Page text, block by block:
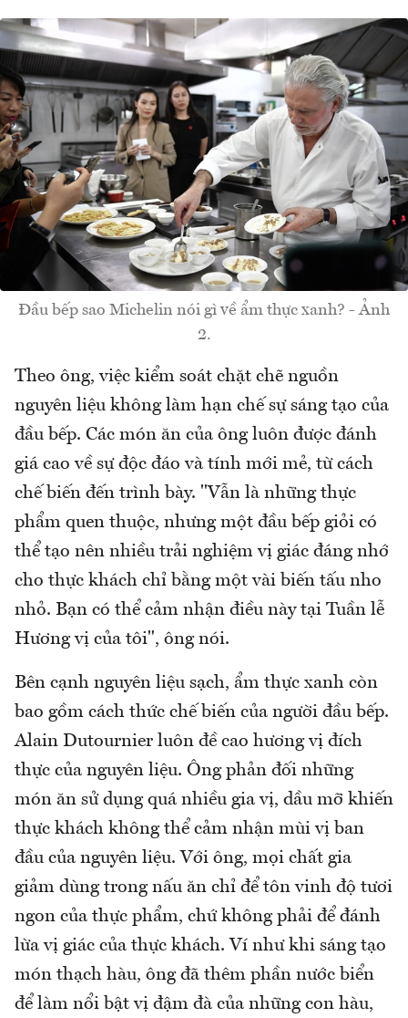
Đầu bếp sao Michelin nói gì về ẩm thực xanh? - Ảnh
2.
Theo ông, việc kiểm soát chặt chẽ nguồn
nguyên liệu không làm hạn chế sự sáng tạo của
đầu bếp. Các món ăn của ông luôn được đánh
giá cao về sự độc đáo và tính mới mẻ, từ cách
chế biến đến trình bày. "Vẫn là những thực
phẩm quen thuộc, nhưng một đầu bếp giỏi có
thể tạo nên nhiều trải nghiệm vị giác đáng nhớ
cho thực khách chỉ bằng một vài biến tấu nho
nhỏ. Bạn có thể cảm nhận điều này tại Tuần lễ
Hương vị của tôi", ông nói.
Bên cạnh nguyên liệu sạch, ẩm thực xanh còn
bao gồm cách thức chế biến của người đầu bếp.
Alain Dutournier luôn đề cao hương vị đích
thực của nguyên liệu. Ông phản đối những
món ăn sử dụng quá nhiều gia vị, dầu mỡ khiến
thực khách không thể cảm nhận mùi vị ban
đầu của nguyên liệu. Với ông, mọi chất gia
giảm dùng trong nấu ăn chỉ để tôn vinh độ tươi
ngon của thực phẩm, chứ không phải để đánh
lừa vị giác của thực khách. Ví như khi sáng tạo
món thạch hàu, ông đã thêm phần nước biển
để làm nổi bật vị đậm đà của những con hàu,